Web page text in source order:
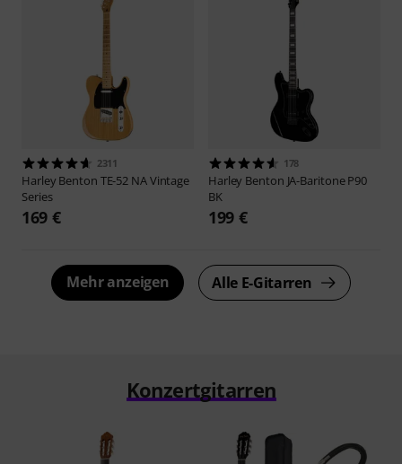
2311
Harley Benton TE-52 NA Vintage
Series
169 €
178
Harley Benton JA-Baritone P90
BK
199 €
Mehr anzeigen Alle E-Gitarren
Konzertgitarren